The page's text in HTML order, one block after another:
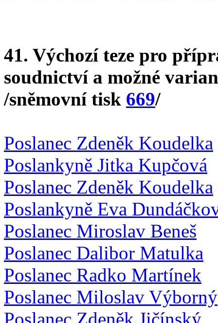
41. Výchozí teze pro
soudnictví a možné
/sněmovní tisk 669/
Poslanec Zdeněk Koudelka
Poslankyně Jitka Kupčová
Poslanec Zdeněk Koudelka
Poslankyně Eva
Poslanec Miroslav Beneš
Poslanec Dalibor Matulka
Poslanec Radko Martínek
Poslanec Miloslav Výborný
Poslanec Zdeněk Jičínský